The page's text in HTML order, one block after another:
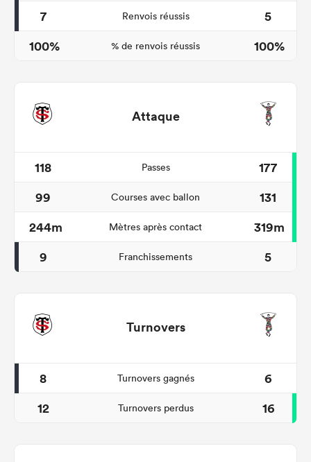
7
Renvois réussis
5
100%
% de renvois réussis 100%
Attaque
118 Passes
177
99
Courses avec ballon
131
244m
Mètres après contact
319m
9
Franchissements 5
Turnovers
8 Turnovers gagnés
6
12
Turnovers perdus 16